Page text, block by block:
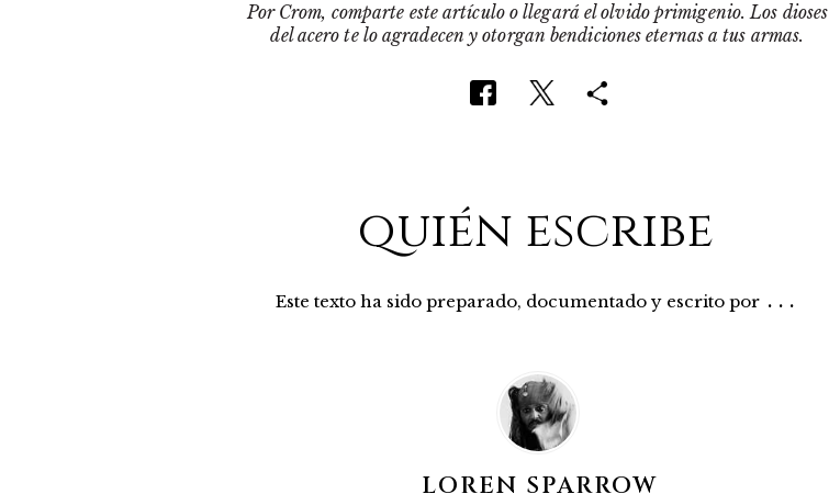
Por Crom, comparte este artículo o llegará el olvido primigenio. Los dioses
del acero te lo agradecen y otorgan bendiciones eternas a tus armas.
quién escribe
Este texto ha sido preparado, documentado y escrito por ...
LOREN SPARROW